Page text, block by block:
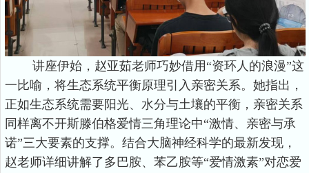
讲座伊始，赵亚茹老师巧妙借用“资环人的浪漫”这
一比喻，将生态系统平衡原理引入亲密关系。她指出，
正如生态系统需要阳光、水分与土壤的平衡，亲密关系
同样离不开斯滕伯格爱情三角理论中“激情、亲密与承
诺”三大要素的支撑。结合大脑神经科学的最新发现，
赵老师详细讲解了多巴胺、苯乙胺等“爱情激素”对恋爱